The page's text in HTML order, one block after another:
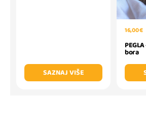
SAZNAJ VIŠE
16,00 €
bora